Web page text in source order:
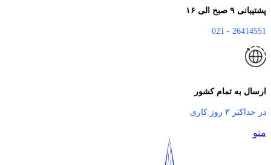
پشتیبانی ۹ صبح الی ۱۶
26414551 - 021
ارسال به تمام کشور
در حداکثر ۳ روز کاری
منو